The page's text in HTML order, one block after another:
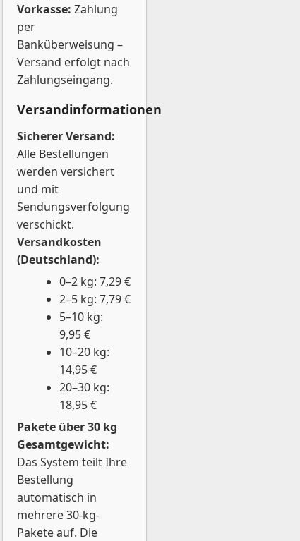
Vorkasse: Zahlung
per
Banküberweisung –
Versand erfolgt nach
Zahlungseingang.
Versandinformationen
Sicherer Versand:
Alle Bestellungen
werden versichert
und mit
Sendungsverfolgung
verschickt.
Versandkosten
(Deutschland):
0–2 kg: 7,29 €
2–5 kg: 7,79 €
5–10 kg:
9,95 €
10–20 kg:
14,95 €
20–30 kg:
18,95 €
Pakete über 30 kg
Gesamtgewicht:
Das System teilt Ihre
Bestellung
automatisch in
mehrere 30-kg-
Pakete auf. Die